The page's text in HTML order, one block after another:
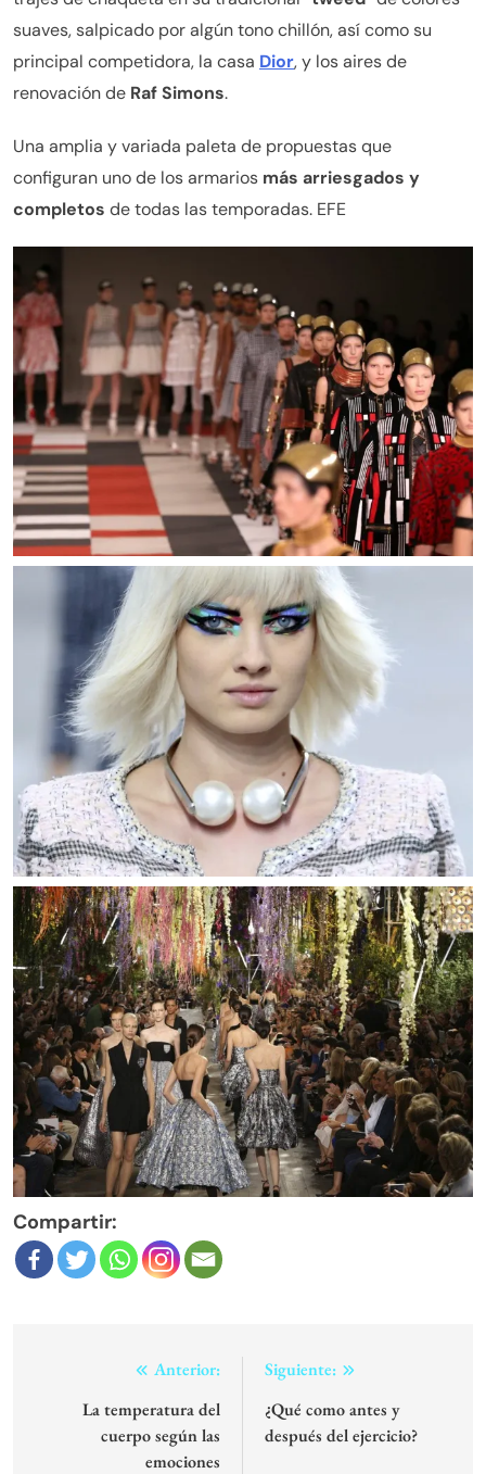
suaves, salpicado por algún tono chillón, así como su
principal competidora, la casa Dior, y los aires de
renovación de Raf Simons.
Una amplia y variada paleta de propuestas que
configuran uno de los armarios más arriesgados y
completos de todas las temporadas. EFE
Compartir:
Navegación
entradas
Anterior:
La temperatura del
cuerpo según las
emociones
Siguiente:
¿Qué como antes y
después del ejercicio?